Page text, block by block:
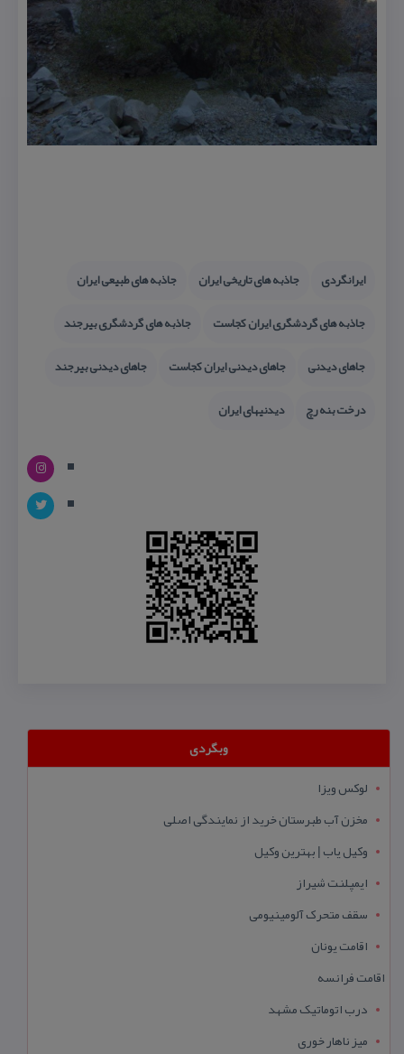
ایرانگردی جاذبه های تاریخی ایران
جاذبه های طبیعی ایران
جاذبه های گردشگری ایران كجاست
جاذبه های گردشگری بیرجند
جاهای دیدنی
جاهای دیدنی ایران كجاست
جاهای دیدنی بیرجند
درخت بنه رچ
دیدنیهای ایران
وبگردی
لوکس ویزا
مخزن آب طبرستان خرید از نمایندگی اصلی
وکیل یاب | بهترین وکیل
ایمپلنت شیراز
سقف متحرک آلومینیومی
اقامت یونان
اقامت فرانسه
درب اتوماتیک مشهد
میز ناهار خوری